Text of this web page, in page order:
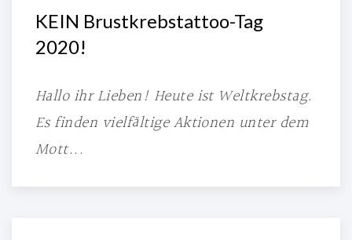
KEIN Brustkrebstattoo-Tag
2020!
Hallo ihr Lieben! Heute ist Weltkrebstag.
Es finden vielfältige Aktionen unter dem
Mott...